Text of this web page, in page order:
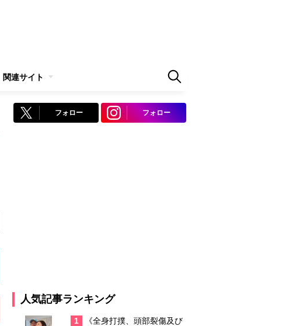
関連サイト
フォロー フォロー
人気記事ランキング
1
《全身打撲、頭部裂傷及び